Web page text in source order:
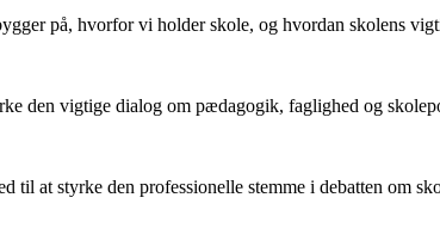
på, hvorfor vi holder skole, og hvordan skolens
den vigtige dialog om pædagogik, faglighed og
til at styrke den professionelle stemme i debatten om